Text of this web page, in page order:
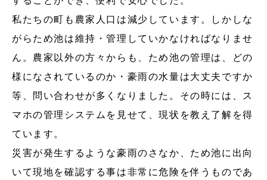
私たちの町も農家人口は減少しています。しかしな
がらため池は維持・管理していかなければなりませ
ん。農家以外の方々からも、ため池の管理は、どの
様になされているのか・豪雨の水量は大丈夫ですか
等、問い合わせが多くなりました。その時には、ス
マホの管理システムを見せて、現状を教え了解を得
ています。
災害が発生するような豪雨のさなか、ため池に出向
いて現地を確認する事は非常に危険を伴うものであ